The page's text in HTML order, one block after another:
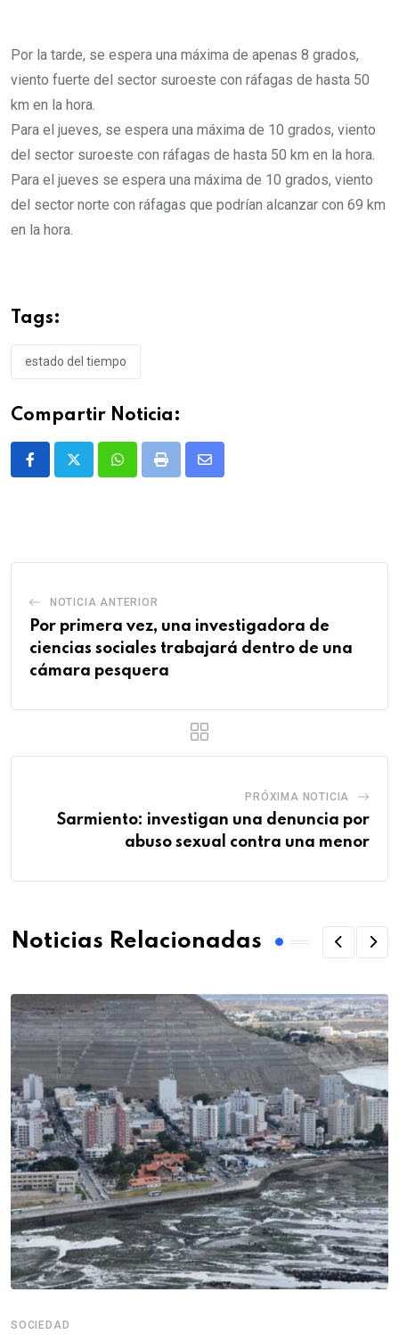
Por la tarde, se espera una máxima de apenas 8 grados,
viento fuerte del sector suroeste con ráfagas de hasta 50
km en la hora.
Para el jueves, se espera una máxima de 10 grados, viento
del sector suroeste con ráfagas de hasta 50 km en la hora.
Para el jueves se espera una máxima de 10 grados, viento
del sector norte con ráfagas que podrían alcanzar con 69 km
en la hora.
Tags:
estado del tiempo
Compartir Noticia:
WhatsappPrint
Share
NOTICIA ANTERIOR
Por primera vez, una investigadora de
ciencias sociales trabajará dentro de una
cámara pesquera
PRÓXIMA NOTICIA
Sarmiento: investigan una denuncia por
abuso sexual contra una menor
Noticias Relacionadas
SOCIEDAD